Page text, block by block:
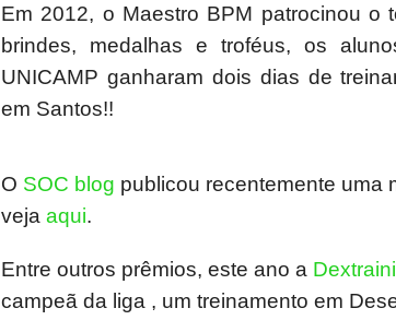
Em 2012, o Maestro BPM patrocinou o
brindes, medalhas e troféus, os
UNICAMP ganharam dois dias de
em Santos!!
O SOC blog publicou recentemente uma
veja aqui.
Entre outros prêmios, este ano a
campeã da liga , um treinamento em